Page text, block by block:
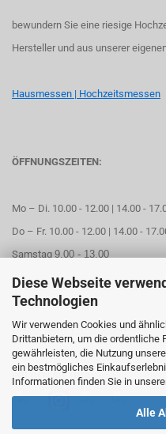
Diese Webseite
Technologien
Wir verwenden Cookies und
Drittanbietern, um die ordentliche
gewährleisten, die Nutzung
ein bestmögliches
Informationen finden Sie in
Alle
bewundern Sie eine riesige
Hersteller und aus unserer
Hausmessen | Hochzeitsmessen
ÖFFNUNGSZEITEN:
Mo – Di. 10.00 - 12.00 | 14.00 -
Do – Fr. 10.00 - 12.00 | 14.00 -
Samstag 9.00 - 13.00
Mittwoch geschlossen
Online Termin aussuchen
FOLGEN SIE UNS